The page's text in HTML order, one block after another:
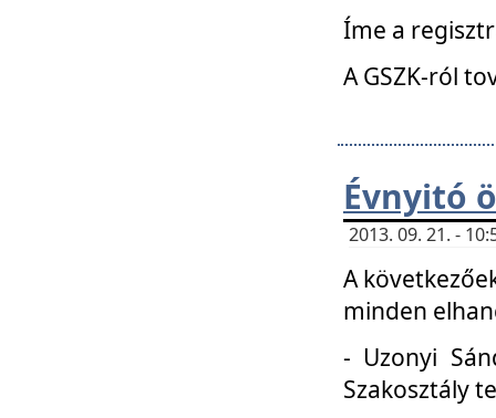
Íme a
A GSZK-ról
Évnyitó
2013. 09. 21. -
A
minden
- Uzonyi
Szakosztály